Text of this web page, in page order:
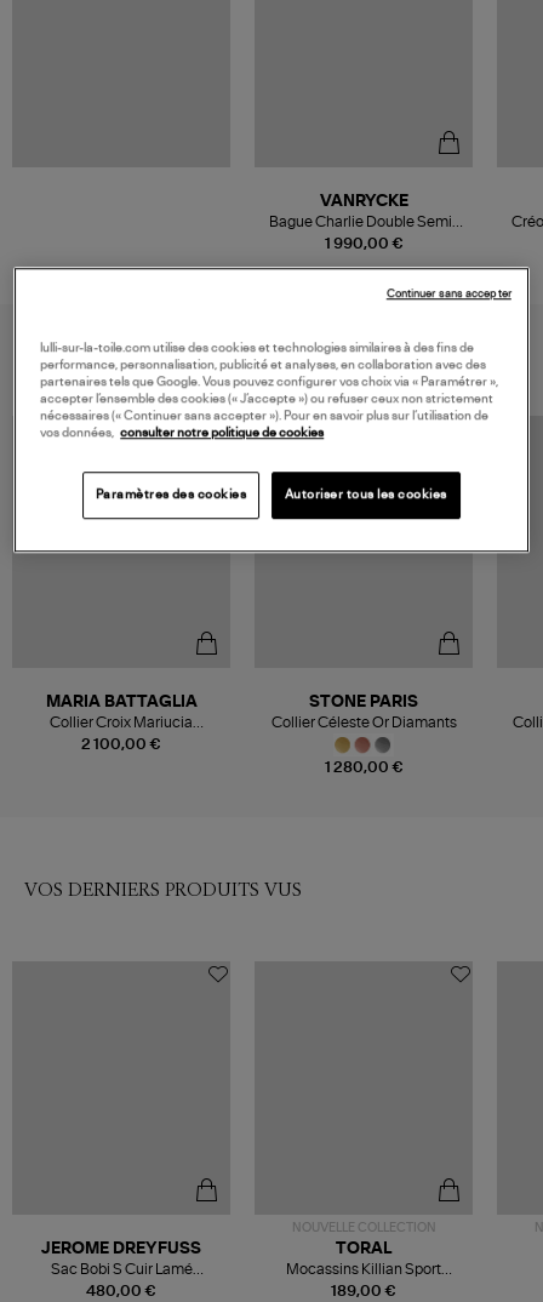
1 990,00 €
VANRYCKE
Bague Charlie Double Semi-
Pavée Diamants Or Rose
VOUS AIMEREZ AUSSI
2 100,00 €
MARIA BATTAGLIA
Collier Croix Mariucia
Diamants Or Rose
1 280,00 €
STONE PARIS
Collier Céleste Or Diamants
VOS DERNIERS PRODUITS VUS
480,00 €
JEROME DREYFUSS
Sac Bobi S Cuir Lamé
Champagne
NOUVELLE COLLECTION
189,00 €
TORAL
Mocassins Killian Sport
Mousse
lulli-sur-la-toile.com utilise des cookies et technologies similaires à des fins de
performance, personnalisation, publicité et analyses, en collaboration avec des
partenaires tels que Google. Vous pouvez configurer vos choix via « Paramétrer »,
accepter l’ensemble des cookies (« J’accepte ») ou refuser ceux non strictement
nécessaires (« Continuer sans accepter »). Pour en savoir plus sur l’utilisation de
vos données,
consulter notre politique de cookies
Paramètres des cookies Autoriser tous les cookies
Continuer sans accepter